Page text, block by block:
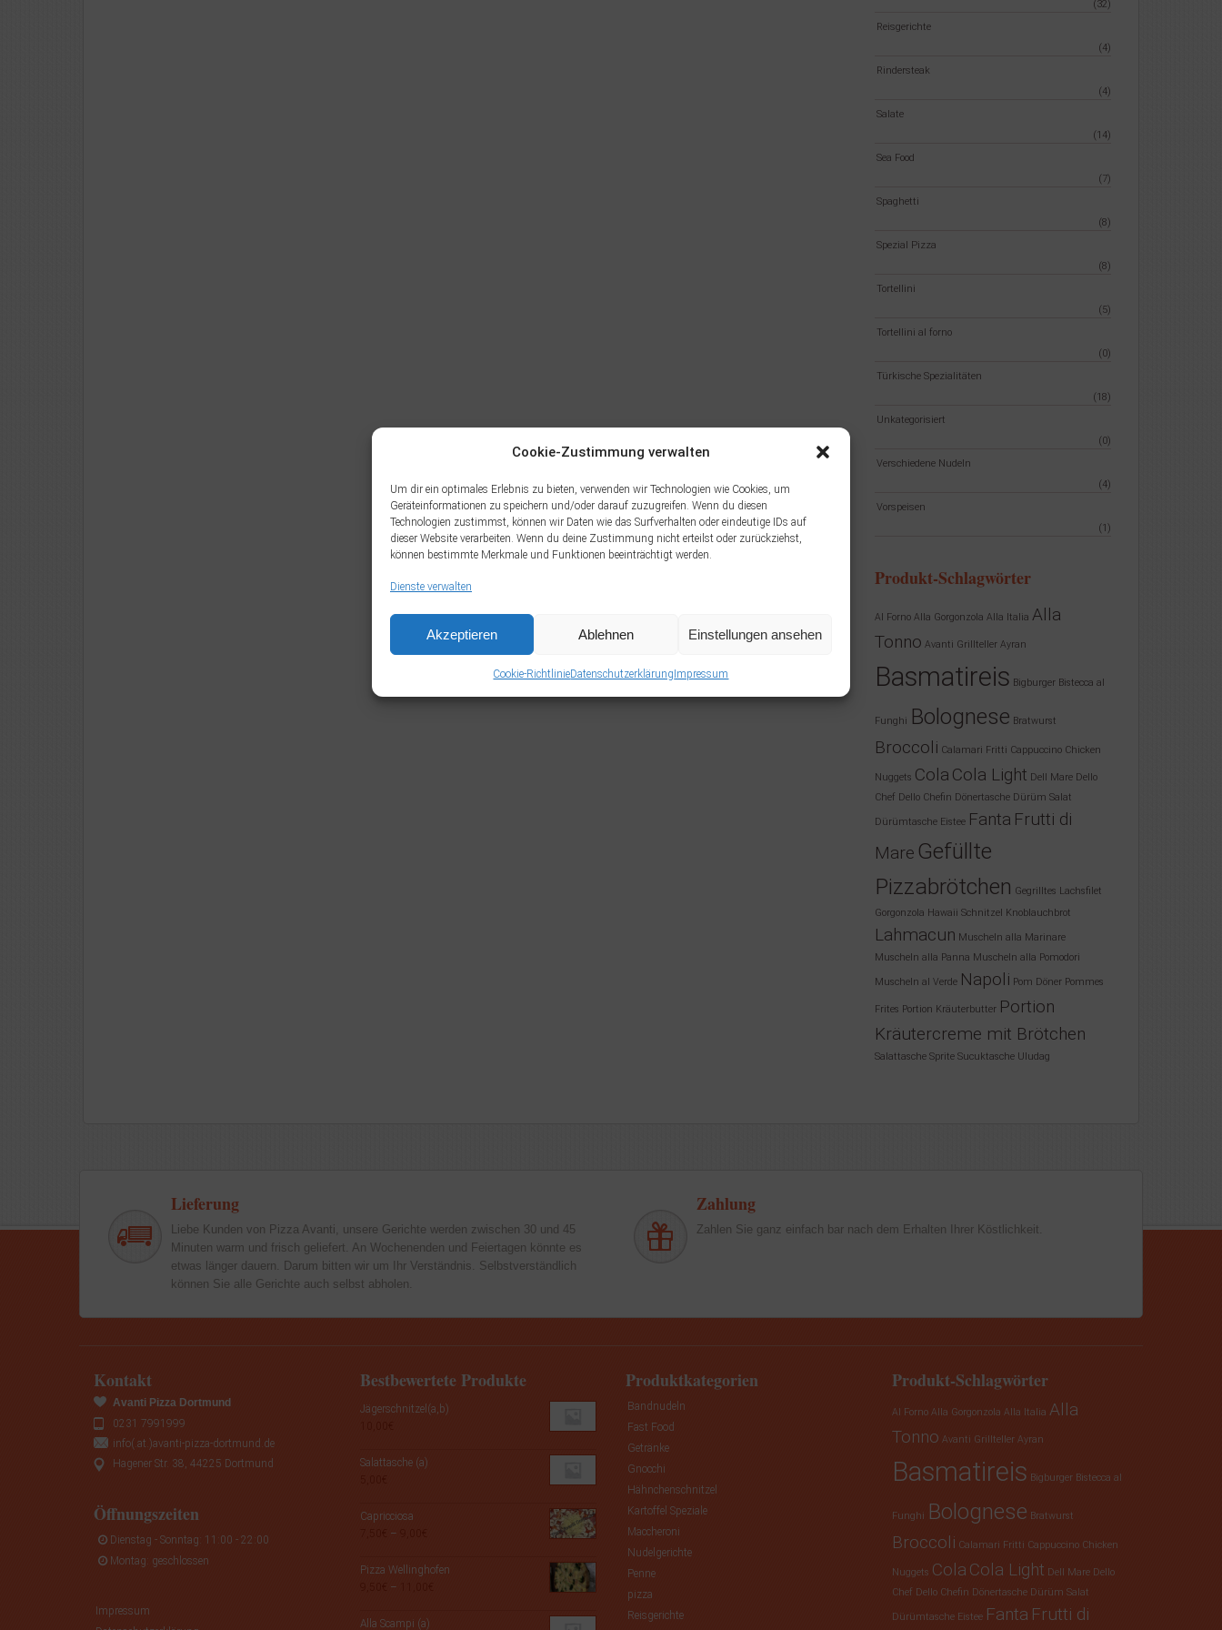
Cookie-Zustimmung verwalten
Um dir ein optimales Erlebnis zu bieten, verwenden wir Technologien wie Cookies, um
Geräteinformationen zu speichern und/oder darauf zuzugreifen. Wenn du diesen
Technologien zustimmst, können wir Daten wie das Surfverhalten oder eindeutige IDs auf
dieser Website verarbeiten. Wenn du deine Zustimmung nicht erteilst oder zurückziehst,
können bestimmte Merkmale und Funktionen beeinträchtigt werden.
Dienste verwalten
Akzeptieren Ablehnen Einstellungen ansehen
Cookie-RichtlinieDatenschutzerklärung Impressum
(32)
Reisgerichte
(4)
Rindersteak
(4)
Salate
(14)
Sea Food
(7)
Spaghetti
(8)
Spezial Pizza
(8)
Tortellini
(5)
Tortellini al forno
(0)
Türkische Spezialitäten
(18)
Unkategorisiert
(0)
Verschiedene Nudeln
(4)
Vorspeisen
(1)
Produkt-Schlagwörter
Al Forno Alla Gorgonzola Alla Italia Alla
Tonno Avanti Grillteller Ayran
Basmatireis Bigburger Bistecca al
Funghi Bolognese Bratwurst
Broccoli Calamari Fritti Cappuccino Chicken
Nuggets Cola Cola Light Dell Mare Dello
Chef Dello Chefin Dönertasche Dürüm Salat
Dürümtasche Eistee Fanta Frutti di
Mare Gefüllte
Pizzabrötchen Gegrilltes Lachsfilet
Gorgonzola Hawaii Schnitzel Knoblauchbrot
Lahmacun Muscheln alla Marinare
Muscheln alla Panna Muscheln alla Pomodori
Muscheln al Verde Napoli Pom Döner Pommes
Frites Portion Kräuterbutter Portion
Kräutercreme mit Brötchen
Salattasche Sprite Sucuktasche Uludag
Lieferung
Liebe Kunden von Pizza Avanti, unsere Gerichte werden zwischen 30 und 45
Minuten warm und frisch geliefert. An Wochenenden und Feiertagen könnte es
etwas länger dauern. Darum bitten wir um Ihr Verständnis. Selbstverständlich
können Sie alle Gerichte auch selbst abholen.
Zahlung
Zahlen Sie ganz einfach bar nach dem Erhalten Ihrer Köstlichkeit.
Kontakt
Avanti Pizza Dortmund
0231 7991999
info(.at.)avanti-pizza-dortmund.de
Hagener Str. 38, 44225 Dortmund
Öffnungszeiten
Dienstag - Sonntag: 11:00 - 22:00
Montag: geschlossen
Impressum
Bestbewertete Produkte
Jägerschnitzel(a,b)
Salattasche (a)
Capricciosa
–
bis
Pizza Wellinghofen
–
Alla Scampi (a)
Produktkategorien
Bandnudeln
Fast Food
Getränke
Gnocchi
Hähnchenschnitzel
Kartoffel Speziale
Maccheroni
Nudelgerichte
Penne
pizza
Reisgerichte
Produkt-Schlagwörter
Al Forno Alla Gorgonzola Alla Italia Alla
Tonno Avanti Grillteller Ayran
Basmatireis Bigburger Bistecca al
Funghi Bolognese Bratwurst
Broccoli Calamari Fritti Cappuccino Chicken
Nuggets Cola Cola Light Dell Mare Dello
Chef Dello Chefin Dönertasche Dürüm Salat
Dürümtasche Eistee Fanta Frutti di